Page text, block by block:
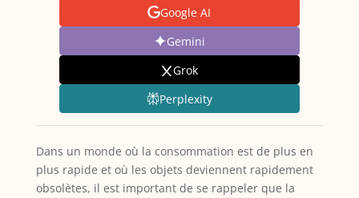
Google AI
Gemini
Grok
Perplexity
Dans un monde où la consommation est de plus en
plus rapide et où les objets deviennent rapidement
obsolètes, il est important de se rappeler que la